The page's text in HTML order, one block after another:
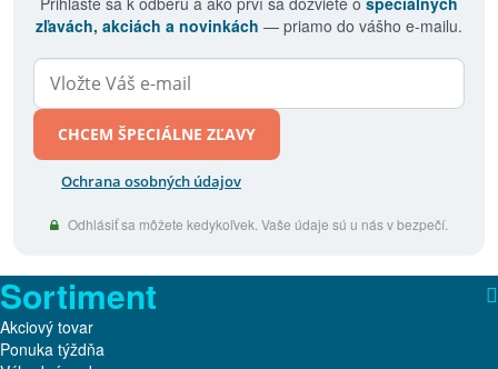
zľavách, akciách a novinkách — priamo do vášho e-mailu.
CHCEM ŠPECIÁLNE ZĽAVY
Ochrana osobných údajov
Odhlásiť sa môžete kedykoľvek. Vaše údaje sú u nás v bezpečí.
Sortiment
Akciový tovar
Ponuka týždňa